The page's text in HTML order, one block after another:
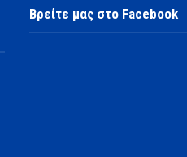
Βρείτε μας στο Facebook